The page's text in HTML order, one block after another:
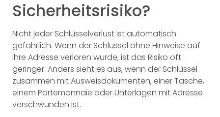
Sicherheitsrisiko?
Nicht jeder Schlüsselverlust ist automatisch
gefährlich. Wenn der Schlüssel ohne Hinweise auf
Ihre Adresse verloren wurde, ist das Risiko oft
geringer. Anders sieht es aus, wenn der Schlüssel
zusammen mit Ausweisdokumenten, einer Tasche,
einem Portemonnaie oder Unterlagen mit Adresse
verschwunden ist.